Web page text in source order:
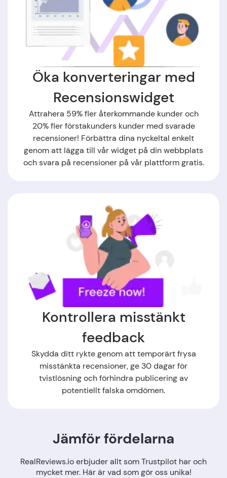
Öka konverteringar med
Recensionswidget
Attrahera 59% fler återkommande kunder och
20% fler förstakunders kunder med svarade
recensioner! Förbättra dina nyckeltal enkelt
genom att lägga till vår widget på din webbplats
och svara på recensioner på vår plattform gratis.
Kontrollera misstänkt
feedback
Skydda ditt rykte genom att temporärt frysa
misstänkta recensioner, ge 30 dagar för
tvistlösning och förhindra publicering av
potentiellt falska omdömen.
Jämför fördelarna
RealReviews.io erbjuder allt som Trustpilot har och
mycket mer. Här är vad som gör oss unika!